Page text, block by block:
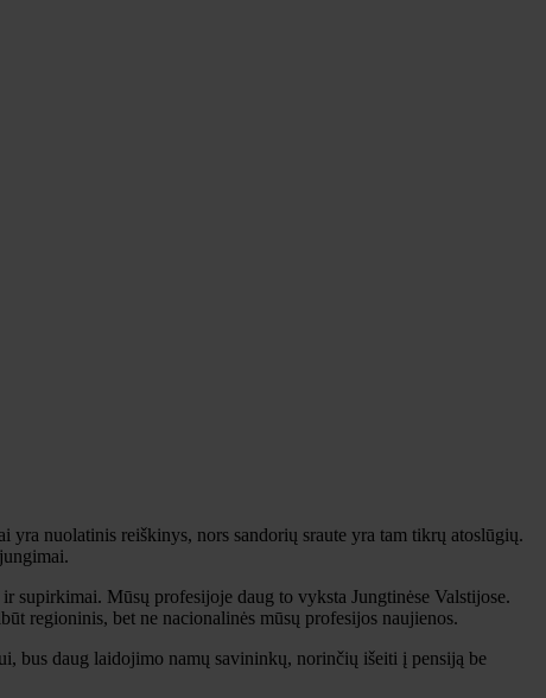
yra nuolatinis reiškinys, nors sandorių sraute yra tam tikrų atoslūgių.
supirkimai. Mūsų profesijoje daug to vyksta Jungtinėse Valstijose.
regioninis, bet ne nacionalinės mūsų profesijos naujienos.
bus daug laidojimo namų savininkų, norinčių išeiti į pensiją be